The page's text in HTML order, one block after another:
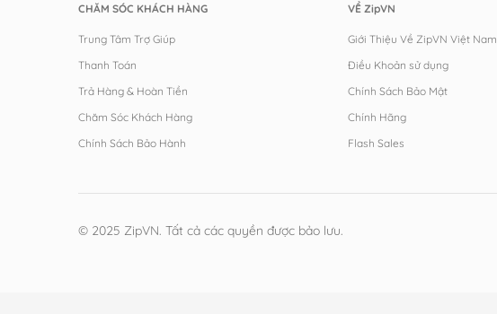
CHĂM SÓC KHÁCH HÀNG
Trung Tâm Trợ Giúp
Thanh Toán
Trả Hàng & Hoàn Tiền
Chăm Sóc Khách Hàng
Chính Sách Bảo Hành
VỀ ZipVN
Giới Thiệu Về ZipVN Việt Nam
Điều Khoản sử dụng
Chính Sách Bảo Mật
Chính Hãng
Flash Sales
© 2025 ZipVN. Tất cả các quyền được bảo lưu.